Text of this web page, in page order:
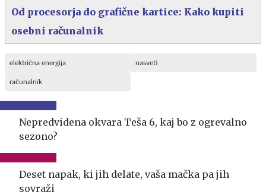
Od procesorja do grafične kartice: Kako kupiti
osebni računalnik
električna energija nasveti
računalnik
Nepredvidena okvara Teša 6, kaj bo z ogrevalno
sezono?
Deset napak, ki jih delate, vaša mačka pa jih
sovraži